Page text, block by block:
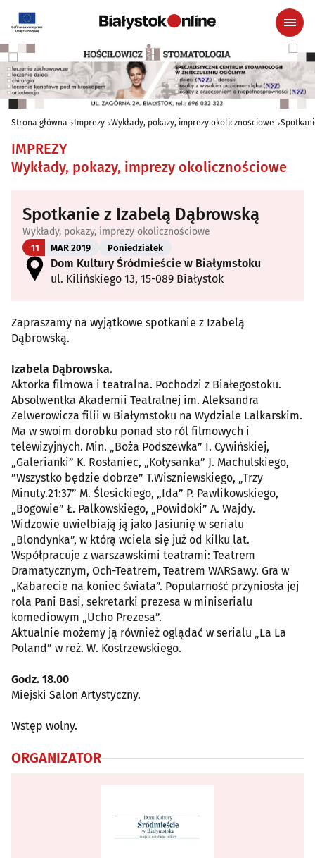
Strona główna Imprezy Wykłady, pokazy, imprezy okolicznościowe
IMPREZY
Wykłady, pokazy, imprezy okolicznościowe
Spotkanie z Izabelą Dąbrowską
Wykłady, pokazy, imprezy okolicznościowe
11 MAR 2019 Poniedziałek
Dom Kultury Śródmieście w Białymstoku
ul. Kilińskiego 13, 15-089 Białystok
Zapraszamy na wyjątkowe spotkanie z Izabelą
Dąbrowską.
Izabela Dąbrowska.
Aktorka filmowa i teatralna. Pochodzi z Białegostoku.
Absolwentka Akademii Teatralnej im. Aleksandra
Zelwerowicza filii w Białymstoku na Wydziale Lalkarskim.
Ma w swoim dorobku ponad sto ról filmowych i
telewizyjnych. Min. „Boża Podszewka” I. Cywińskiej,
„Galerianki” K. Rosłaniec, „Kołysanka” J. Machulskiego,
”Wszystko będzie dobrze” T.Wiszniewskiego, „Trzy
Minuty.21:37” M. Ślesickiego, „Ida” P. Pawlikowskiego,
„Bogowie” Ł. Palkowskiego, „Powidoki” A. Wajdy.
Widzowie uwielbiają ją jako Jasiunię w serialu
„Blondynka”, w którą wciela się już od kilku lat.
Współpracuje z warszawskimi teatrami: Teatrem
Dramatycznym, Och-Teatrem, Teatrem WARSawy. Gra w
„Kabarecie na koniec świata”. Popularność przyniosła jej
rola Pani Basi, sekretarki prezesa w miniserialu
komediowym „Ucho Prezesa”.
Aktualnie możemy ją również oglądać w serialu „La La
Poland” w reż. W. Kostrzewskiego.
Godz. 18.00
Miejski Salon Artystyczny.
Wstęp wolny.
ORGANIZATOR